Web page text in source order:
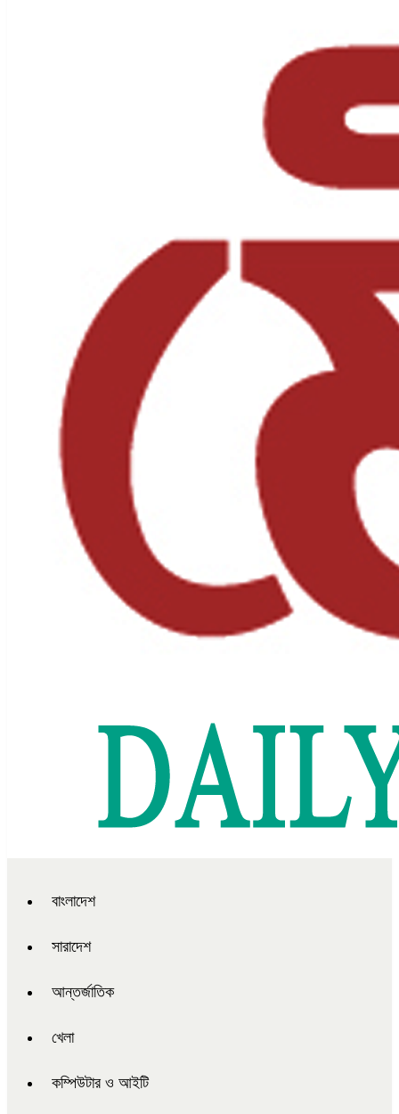
বাংলাদেশ
সারাদেশ
আন্তর্জাতিক
খেলা
কম্পিউটার ও আইটি